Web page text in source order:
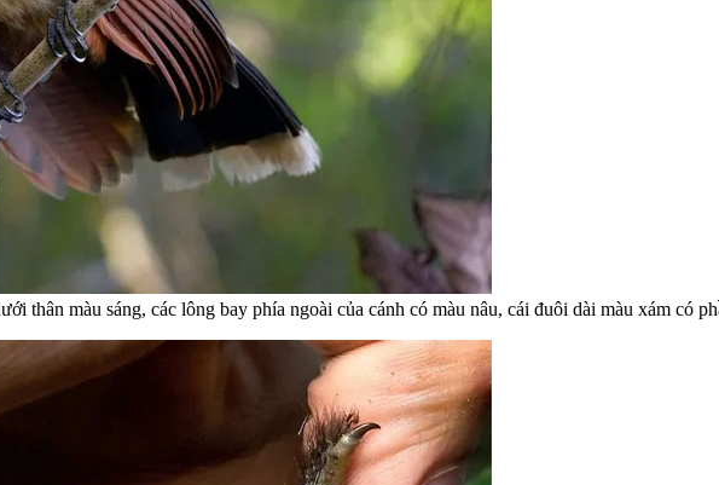
thân màu sáng, các lông bay phía ngoài của cánh có màu nâu, cái đuôi dài màu xám có